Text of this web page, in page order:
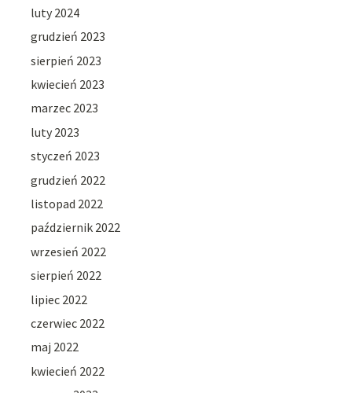
luty 2024
grudzień 2023
sierpień 2023
kwiecień 2023
marzec 2023
luty 2023
styczeń 2023
grudzień 2022
listopad 2022
październik 2022
wrzesień 2022
sierpień 2022
lipiec 2022
czerwiec 2022
maj 2022
kwiecień 2022